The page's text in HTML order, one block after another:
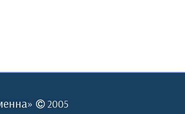
» 2005